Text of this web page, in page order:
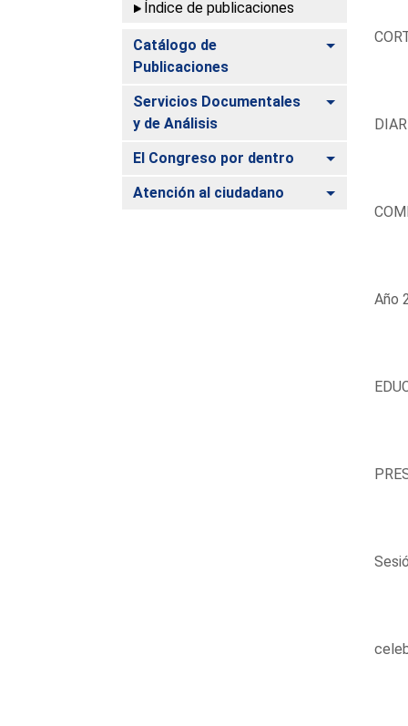
Índice de publicaciones
Catálogo de
Publicaciones
Alternar
Servicios Documentales
y de Análisis
Alternar
El Congreso por dentro Alternar
Atención al ciudadano Alternar
Año